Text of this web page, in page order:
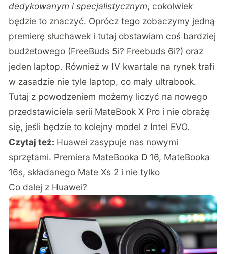
dedykowanym i specjalistycznym, cokolwiek
będzie to znaczyć. Oprócz tego zobaczymy jedną
premierę słuchawek i tutaj obstawiam coś bardziej
budżetowego (FreeBuds 5i? Freebuds 6i?) oraz
jeden laptop. Również w IV kwartale na rynek trafi
w zasadzie nie tyle laptop, co mały ultrabook.
Tutaj z powodzeniem możemy liczyć na nowego
przedstawiciela serii MateBook X Pro i nie obrażę
się, jeśli będzie to kolejny model z Intel EVO.
Czytaj też: Huawei zasypuje nas nowymi
sprzętami. Premiera MateBooka D 16, MateBooka
16s, składanego Mate Xs 2 i nie tylko
Co dalej z Huawei?